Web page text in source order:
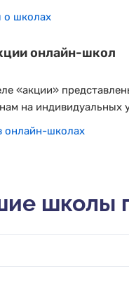
о школах
онлайн-школ
«акции»
на индивидуальных
онлайн-школах
школы